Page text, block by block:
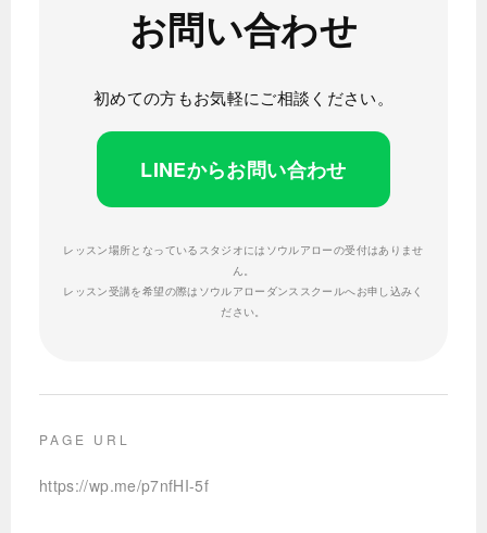
お問い合わせ
初めての方もお気軽にご相談ください。
LINEからお問い合わせ
レッスン場所となっているスタジオにはソウルアローの受付はありませ
ん。
レッスン受講を希望の際はソウルアローダンススクールへお申し込みく
ださい。
PAGE URL
https://wp.me/p7nfHI-5f